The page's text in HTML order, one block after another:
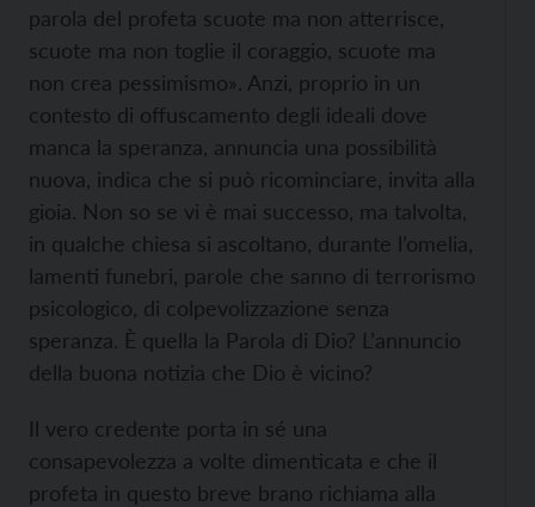
parola del profeta scuote ma non atterrisce,
scuote ma non toglie il coraggio, scuote ma
non crea pessimismo». Anzi, proprio in un
contesto di offuscamento degli ideali dove
manca la speranza, annuncia una possibilità
nuova, indica che si può ricominciare, invita alla
gioia. Non so se vi è mai successo, ma talvolta,
in qualche chiesa si ascoltano, durante l’omelia,
lamenti funebri, parole che sanno di terrorismo
psicologico, di colpevolizzazione senza
speranza. È quella la Parola di Dio? L’annuncio
della buona notizia che Dio è vicino?
Il vero credente porta in sé una
consapevolezza a volte dimenticata e che il
profeta in questo breve brano richiama alla